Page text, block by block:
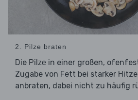
2. Pilze braten
Die Pilze in einer großen,
Zugabe von Fett bei starker Hitze
anbraten, dabei nicht zu häufig